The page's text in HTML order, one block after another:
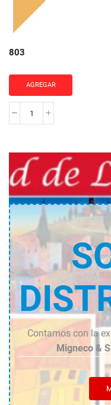
803
AGREGAR
803
Contamos con la
Migneco &